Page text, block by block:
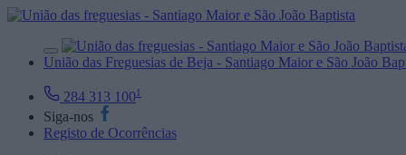
União das Freguesias de Beja - Santiago Maior e São João
284 313 1001
Siga-nos
Registo de Ocorrências